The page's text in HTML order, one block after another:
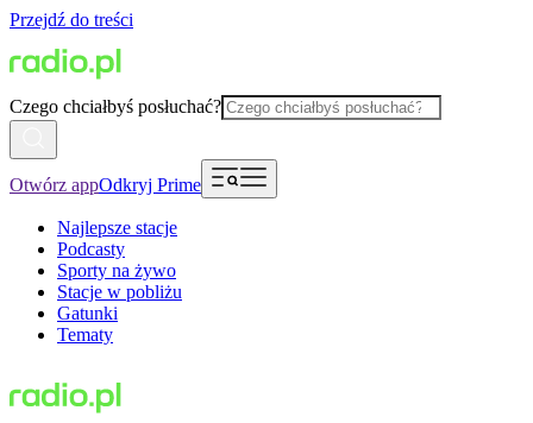
Przejdź do treści
Czego chciałbyś posłuchać?
Otwórz appOdkryj Prime
Najlepsze stacje
Podcasty
Sporty na żywo
Stacje w pobliżu
Gatunki
Tematy